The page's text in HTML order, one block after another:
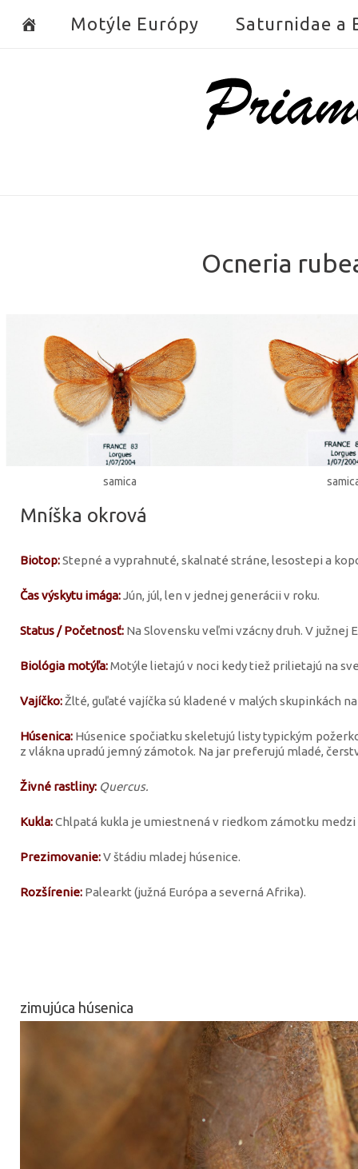
Motýle Európy Saturnidae a
Home
Ocneria
samica
Mníška okrová
Biotop:Stepné a vyprahnuté, skalnaté stráne, lesostepi a
Čas výskytu imága:Jún, júl, len v jednej generácii v roku.
Status / Početnosť: Na Slovensku veľmi vzácny druh. V južnej
Biológia motýľa:Motýle lietajú v noci kedy tiež prilietajú na
Vajíčko:Žlté, guľaté vajíčka sú kladené v malých skupinkách
Húsenica: Húsenice spočiatku skeletujú listy typickým
z vlákna upradú jemný zámotok. Na jar preferujú mladé,
Živné rastliny: Quercus.
Kukla:Chlpatá kukla je umiestnená v riedkom zámotku
Prezimovanie:V štádiu mladej húsenice.
Rozšírenie: Palearkt (južná Európa a severná Afrika).
zimujúca húsenica